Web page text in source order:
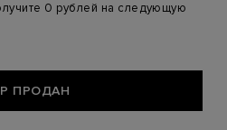
0 рублей на следующую
ПРОДАН